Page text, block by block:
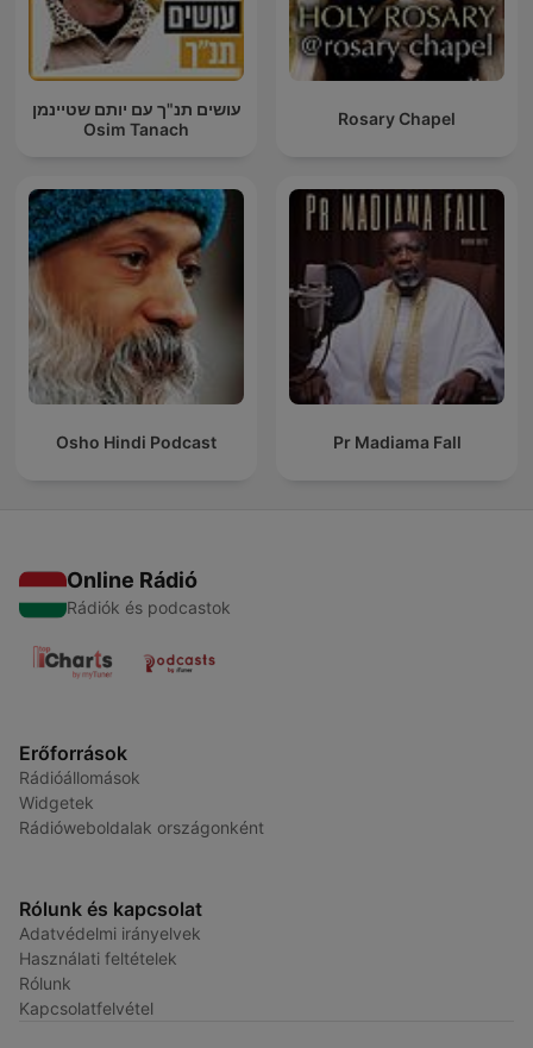
עושים תנ"ך עם יותם שטיינמן
Osim Tanach
Rosary Chapel
Osho Hindi Podcast Pr Madiama Fall
Online Rádió
Rádiók és podcastok
Erőforrások
Rádióállomások
Widgetek
Rádióweboldalak országonként
Rólunk és kapcsolat
Adatvédelmi irányelvek
Használati feltételek
Rólunk
Kapcsolatfelvétel